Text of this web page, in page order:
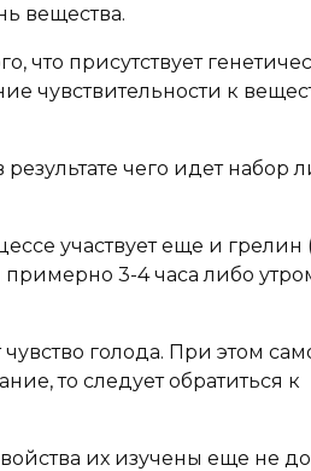
вещества.
что присутствует
к
чего идет набор
участвует еще и грелин
3-4 часа либо
голода. При этом
то следует обратиться к
их изучены еще не